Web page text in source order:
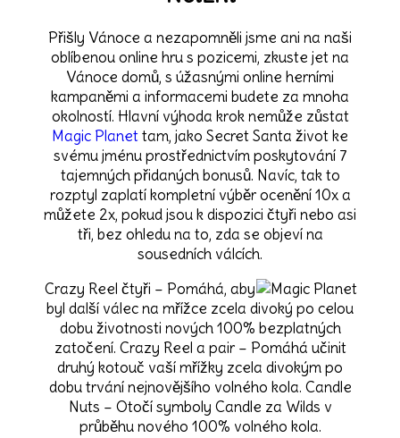
Přišly Vánoce a nezapomněli jsme ani na naši
oblíbenou online hru s pozicemi, zkuste jet na
Vánoce domů, s úžasnými online herními
kampaněmi a informacemi budete za mnoha
okolností. Hlavní výhoda krok nemůže zůstat
Magic Planettam, jako Secret Santa život ke
svému jménu prostřednictvím poskytování 7
tajemných přidaných bonusů. Navíc, tak to
rozptyl zaplatí kompletní výběr ocenění 10x a
můžete 2x, pokud jsou k dispozici čtyři nebo asi
tři, bez ohledu na to, zda se objeví na
sousedních válcích.
Crazy Reel čtyři – Pomáhá, aby
byl další válec na mřížce zcela divoký po celou
dobu životnosti nových 100% bezplatných
zatočení. Crazy Reel a pair – Pomáhá učinit
druhý kotouč vaší mřížky zcela divokým po
dobu trvání nejnovějšího volného kola. Candle
Nuts – Otočí symboly Candle za Wilds v
průběhu nového 100% volného kola.